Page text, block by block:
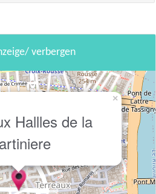
verbergen
Hallles de la
×